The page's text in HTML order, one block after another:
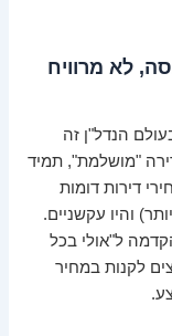
לא מרוויח
הנדל"ן זה
"מושלמת", תמיד
דירות דומות
והיו עקשניים.
ל"אולי בכל
לקנות במחיר